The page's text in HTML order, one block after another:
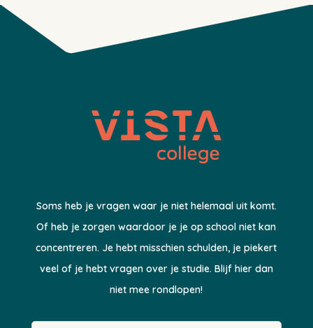
Soms heb je vragen waar je niet helemaal uit komt.
Of heb je zorgen waardoor je je op school niet kan
concentreren. Je hebt misschien schulden, je piekert
veel of je hebt vragen over je studie. Blijf hier dan
niet mee rondlopen!